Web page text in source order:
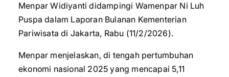
Menpar Widiyanti didampingi Wamenpar Ni Luh
Puspa dalam Laporan Bulanan Kementerian
Pariwisata di Jakarta, Rabu (11/2/2026).
Menpar menjelaskan, di tengah pertumbuhan
ekonomi nasional 2025 yang mencapai 5,11